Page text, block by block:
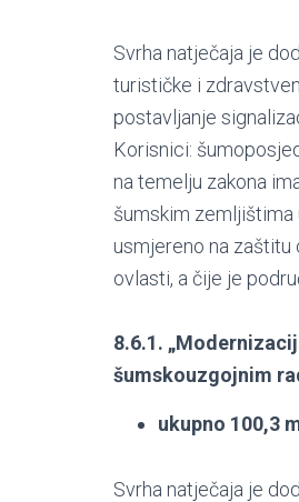
Svrha natječaja je
turističke i
postavljanje
Korisnici:
na temelju zakona
šumskim zemljištima
usmjereno na zaštitu
ovlasti, a čije je
8.6.1.
šumskouzgojnim
ukupno 100,3
Svrha natječaja je